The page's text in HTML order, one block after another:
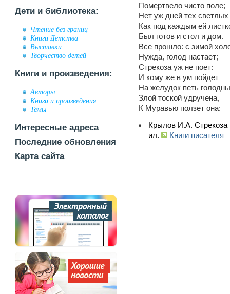
Дети и библиотека:
Чтение без границ
Книги Детства
Выставки
Творчество детей
Книги и произведения:
Авторы
Книги и произведения
Темы
Интересные адреса
Последние обновления
Карта сайта
Помертвело чисто поле;
Нет уж дней тех
Как под каждым ей
Был готов и стол и дом.
Все прошло: с зимой
Нужда, голод настает;
Стрекоза уж не поет:
И кому же в ум пойдет
На желудок петь
Злой тоской удручена,
К Муравью ползет она:
Крылов И.А.
ил.
Книги писателя